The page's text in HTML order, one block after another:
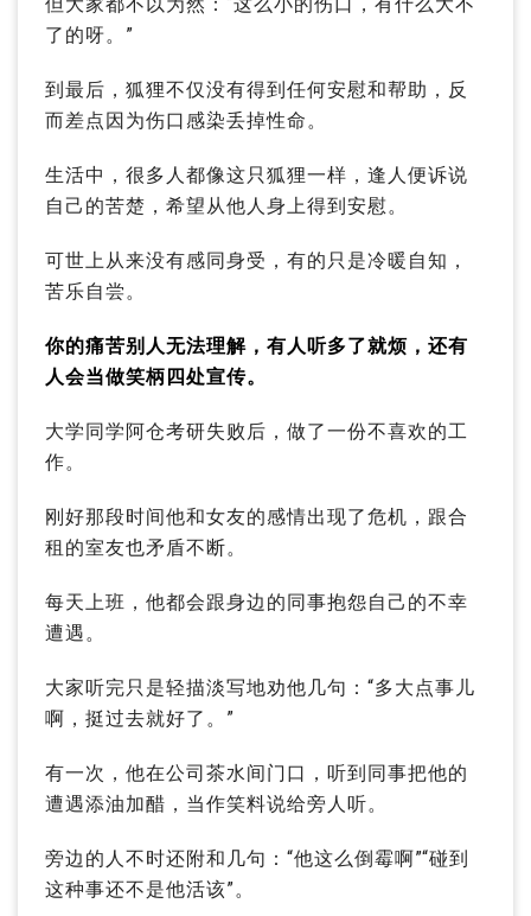
了的呀。”
到最后，狐狸不仅没有得到任何安慰和帮助，反
而差点因为伤口感染丢掉性命。
生活中，很多人都像这只狐狸一样，逢人便诉说
自己的苦楚，希望从他人身上得到安慰。
可世上从来没有感同身受，有的只是冷暖自知，
苦乐自尝。
你的痛苦别人无法理解，有人听多了就烦，还有
人会当做笑柄四处宣传。
大学同学阿仓考研失败后，做了一份不喜欢的工
作。
刚好那段时间他和女友的感情出现了危机，跟合
租的室友也矛盾不断。
每天上班，他都会跟身边的同事抱怨自己的不幸
遭遇。
大家听完只是轻描淡写地劝他几句：“多大点事儿
啊，挺过去就好了。”
有一次，他在公司茶水间门口，听到同事把他的
遭遇添油加醋，当作笑料说给旁人听。
旁边的人不时还附和几句：“他这么倒霉啊”“碰到
这种事还不是他活该”。